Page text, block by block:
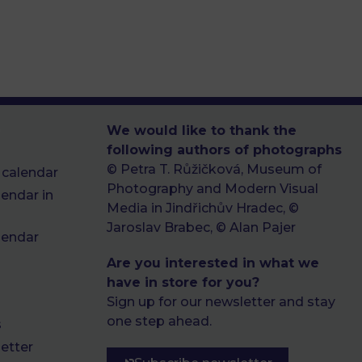
in
We would like to thank the
following authors of photographs
© Petra T. Růžičková, Museum of
Photography and Modern Visual
Media in Jindřichův Hradec, ©
Jaroslav Brabec, © Alan Pajer
Are you interested in what we
have in store for you?
Sign up for our newsletter and stay
one step ahead.